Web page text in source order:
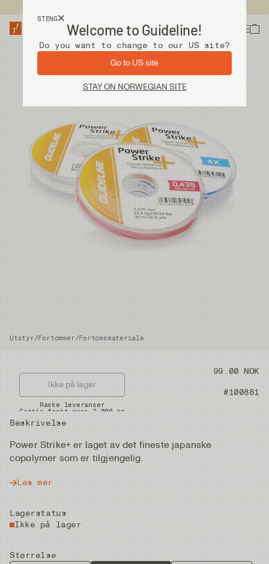
STENG
Welcome to Guideline!
Do you want to change to our US site?
Go to US site
STAY ON NORWEGIAN SITE
Utstyr/Fortommer/Fortomsmateriale
Pris 99.00 NOK
Artikkelnummer #100881
Beskrivelse
Power Strike+ er laget av det fineste japanske
copolymer som er tilgjengelig.
Les mer
Lagerstatus
Ikke på lager
Størrelse
Ikke på lager
Raske leveranser
Gratis frakt over 2.000 kr